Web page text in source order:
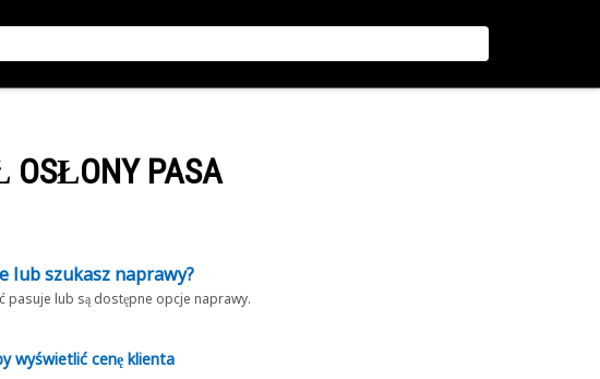
OSŁONY PASA
lub szukasz naprawy?
pasuje lub są dostępne opcje naprawy.
wyświetlić cenę klienta